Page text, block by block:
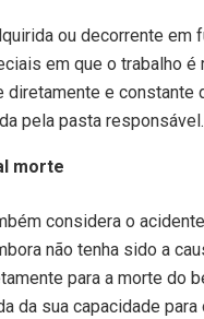
ou decorrente em
em que o trabalho é
diretamente e constante
pela pasta responsável.
morte
considera o
não tenha sido a
para a morte do
da sua capacidade para